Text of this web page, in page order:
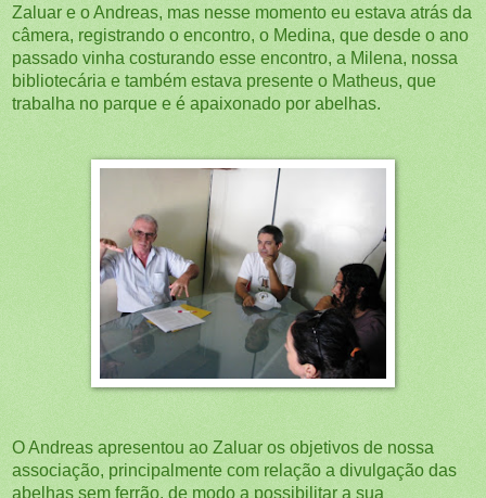
Zaluar e o Andreas, mas nesse momento eu estava atrás da
câmera, registrando o encontro, o Medina, que desde o ano
passado vinha costurando esse encontro, a Milena, nossa
bibliotecária e também estava presente o Matheus, que
trabalha no parque e é apaixonado por abelhas.
O Andreas apresentou ao Zaluar os objetivos de nossa
associação, principalmente com relação a divulgação das
abelhas sem ferrão, de modo a possibilitar a sua